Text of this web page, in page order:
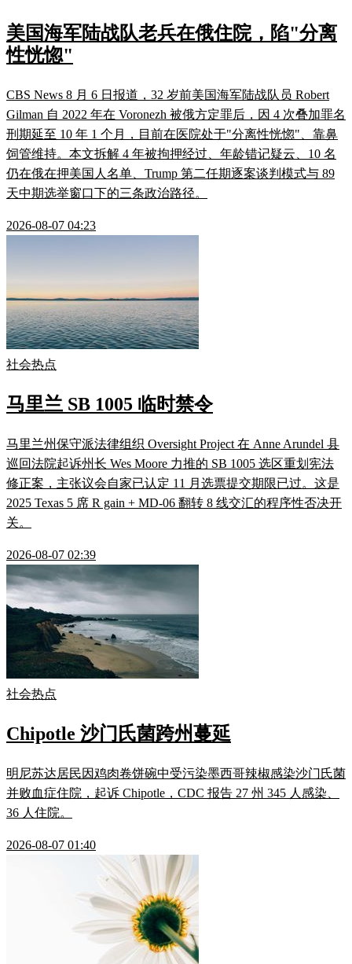
美国海军陆战队老兵在俄住院，陷"分离
性恍惚"
CBS News 8 月 6 日报道，32 岁前美国海军陆战队员 Robert
Gilman 自 2022 年在 Voronezh 被俄方定罪后，因 4 次叠加罪名
刑期延至 10 年 1 个月，目前在医院处于"分离性恍惚"、靠鼻
饲管维持。本文拆解 4 年被拘押经过、年龄错记疑云、10 名
仍在俄在押美国人名单、Trump 第二任期逐案谈判模式与 89
天中期选举窗口下的三条政治路径。
2026-08-07 04:23
社会热点
马里兰 SB 1005 临时禁令
马里兰州保守派法律组织 Oversight Project 在 Anne Arundel 县
巡回法院起诉州长 Wes Moore 力推的 SB 1005 选区重划宪法
修正案，主张议会自家已认定 11 月选票提交期限已过。这是
2025 Texas 5 席 R gain + MD-06 翻转 8 线交汇的程序性否决开
关。
2026-08-07 02:39
社会热点
Chipotle 沙门氏菌跨州蔓延
明尼苏达居民因鸡肉卷饼碗中受污染墨西哥辣椒感染沙门氏菌
并败血症住院，起诉 Chipotle，CDC 报告 27 州 345 人感染、
36 人住院。
2026-08-07 01:40